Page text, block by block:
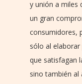
y unión a miles
un gran
consumidores,
sólo al
que satisfagan
sino también al